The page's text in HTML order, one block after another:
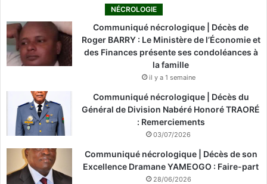
NÉCROLOGIE
Communiqué nécrologique | Décès de
Roger BARRY : Le Ministère de l’Économie et
des Finances présente ses condoléances à
la famille
il y a 1 semaine
Communiqué nécrologique | Décès du
Général de Division Nabéré Honoré TRAORÉ
: Remerciements
03/07/2026
Communiqué nécrologique | Décès de son
Excellence Dramane YAMEOGO : Faire-part
28/06/2026